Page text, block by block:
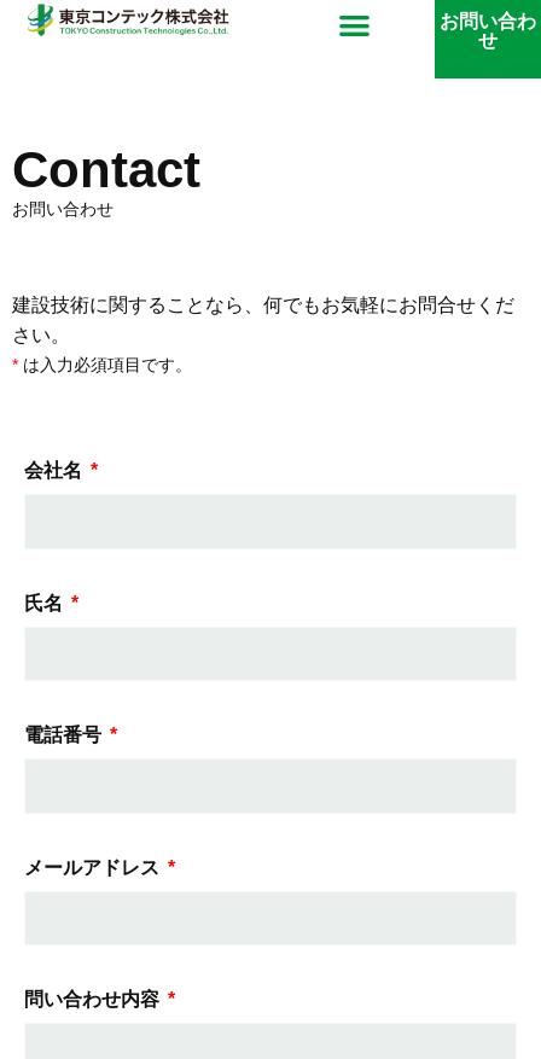
キ
メ
お問い合わ
せ
Contact
お問い合わせ
建設技術に関することなら、何でもお気軽にお問合せくだ
さい。
* は入力必須項目です。
会社名
氏名
電話番号
メールアドレス
問い合わせ内容